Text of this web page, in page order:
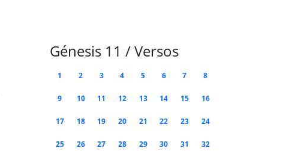
Génesis 11 / Versos
1 2 3 4 5 6 7 8
9 10 11 12 13 14 15 16
17 18 19 20 21 22 23 24
25 26 27 28 29 30 31 32